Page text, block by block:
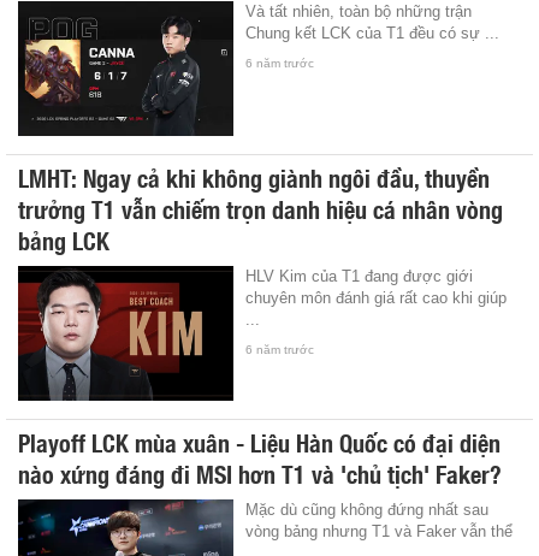
Và tất nhiên, toàn bộ những trận
Chung kết LCK của T1 đều có sự ...
6 năm trước
LMHT: Ngay cả khi không giành ngôi đầu, thuyền
trưởng T1 vẫn chiếm trọn danh hiệu cá nhân vòng
bảng LCK
HLV Kim của T1 đang được giới
chuyên môn đánh giá rất cao khi giúp
6 năm trước
Playoff LCK mùa xuân - Liệu Hàn Quốc có đại diện
nào xứng đáng đi MSI hơn T1 và 'chủ tịch' Faker?
Mặc dù cũng không đứng nhất sau
vòng bảng nhưng T1 và Faker vẫn thể